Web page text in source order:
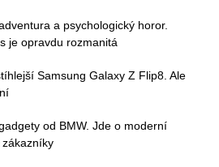
a psychologický horor.
je opravdu rozmanitá
Samsung Galaxy Z Flip8. Ale
od BMW. Jde o moderní